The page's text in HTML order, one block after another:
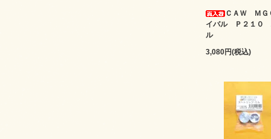
ＣＡＷ ＭＧ
イバル Ｐ２１０
ル
3,080円(税込)